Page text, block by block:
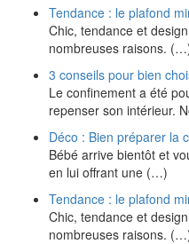
Tendance : le plafond
Chic, tendance et
nombreuses raisons.
3 conseils pour bien
Le confinement a été
repenser son intérieur.
Déco : Bien préparer la
Bébé arrive bientôt et
en lui offrant une (…)
Tendance : le plafond
Chic, tendance et
nombreuses raisons.